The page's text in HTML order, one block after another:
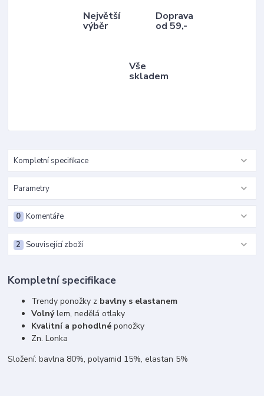
Největší
výběr
Doprava
od 59,-
Vše
skladem
Kompletní specifikace
Parametry
Komentáře
0
Související zboží
2
Kompletní specifikace
Trendy ponožky z bavlny s elastanem
Volnýlem, nedělá otlaky
Kvalitní a pohodlnéponožky
Zn. Lonka
Složení: bavlna 80%, polyamid 15%, elastan 5%